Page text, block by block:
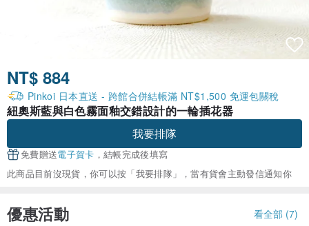
NT$ 884
Pinkoi 日本直送 - 跨館合併結帳滿 NT$1,500 免運包關稅
紐奧斯藍與白色霧面釉交錯設計的一輪插花器
我要排隊
免費贈送電子賀卡 ，結帳完成後填寫
此商品目前沒現貨，你可以按「我要排隊」，當有貨會主動發信通知你
優惠活動 看全部 (7)